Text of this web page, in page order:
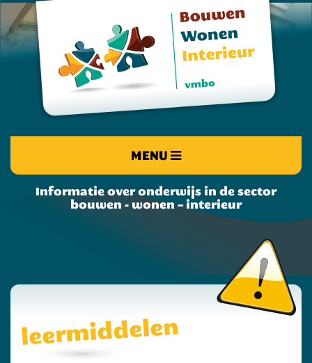
MENU
Informatie over onderwijs in de sector
bouwen - wonen – interieur
leermiddelen